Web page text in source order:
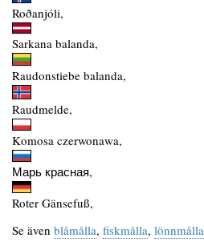
Roðanjóli,
Sarkana balanda,
Raudonstiebe balanda,
Raudmelde,
Komosa czerwonawa,
Марь красная,
Roter Gänsefuß,
Se även blåmålla, fiskmålla, lönnmålla